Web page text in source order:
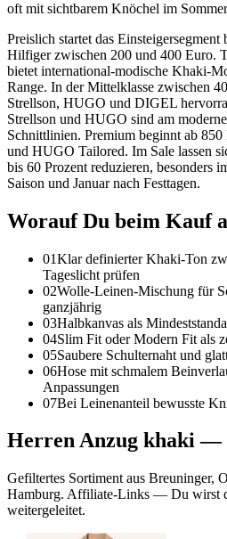
oft mit sichtbarem Knöchel im
Preislich startet das
Hilfiger zwischen 200 und 400 Euro.
bietet international-modische Khaki-
Range. In der Mittelklasse zwischen
Strellson, HUGO und DIGEL
Strellson und HUGO sind am
Schnittlinien. Premium beginnt ab
und HUGO Tailored. Im Sale lassen
bis 60 Prozent reduzieren, besonders
Saison und Januar nach Festtagen.
Worauf Du beim Kauf
01Klar definierter Khaki-Ton
Tageslicht prüfen
02Wolle-Leinen-Mischung für
ganzjährig
03Halbkanvas als
04Slim Fit oder Modern Fit als
05Saubere Schulternaht und
06Hose mit schmalem
Anpassungen
07Bei Leinenanteil bewusste
Herren Anzug khaki—
Gefiltertes Sortiment aus
Hamburg. Affiliate-Links — Du wirst
weitergeleitet.